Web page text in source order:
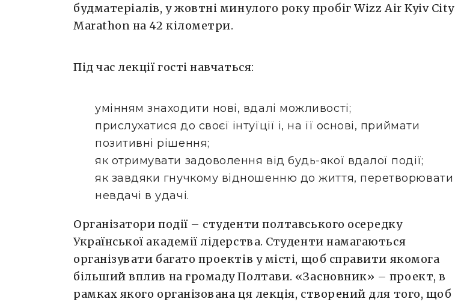
будматеріалів, у жовтні минулого року пробіг Wizz Air Kyiv City
Marathon на 42 кілометри.
Під час лекції гості навчаться:
умінням знаходити нові, вдалі можливості;
прислухатися до своєї інтуїції і, на її основі, приймати
позитивні рішення;
як отримувати задоволення від будь-якої вдалої події;
як завдяки гнучкому відношенню до життя, перетворювати
невдачі в удачі.
Організатори події – студенти полтавського осередку
Української академії лідерства. Студенти намагаються
організувати багато проектів у місті, щоб справити якомога
більший вплив на громаду Полтави. «Засновник» – проект, в
рамках якого організована ця лекція, створений для того, щоб